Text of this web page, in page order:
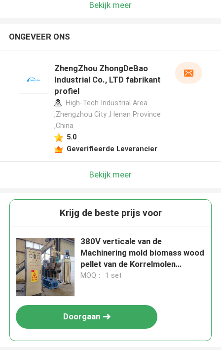
Bekijk meer
ONGEVEER ONS
ZhengZhou ZhongDeBao
Industrial Co., LTD fabrikant
profiel
High-Tech Industrial Area
,Zhengzhou City ,Henan Province
,China
5.0
Geverifieerde Leverancier
Bekijk meer
Krijg de beste prijs voor
380V verticale van de
Machinering mold biomass wood
pellet van de Korrelmolen
Machine 412mm
MOQ： 1 set
Doorgaan